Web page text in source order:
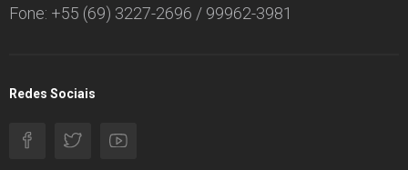
Fone: +55 (69) 3227-2696 / 99962-3981
Redes Sociais